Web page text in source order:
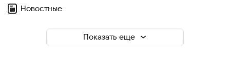
Новостные
Показать еще